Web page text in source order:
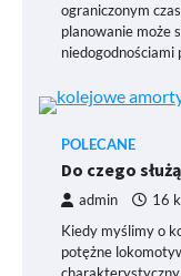
ograniczonym
planowanie może
niedogodnościami
POLECANE
Do czego
admin 16
Kiedy myślimy o
potężne